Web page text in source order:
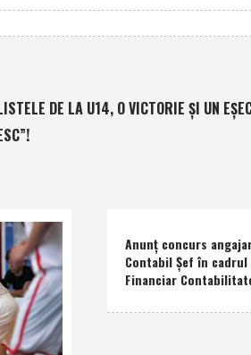
DE LA U14, O VICTORIE ȘI UN
Anunţ concurs
Contabil Şef în
Financiar